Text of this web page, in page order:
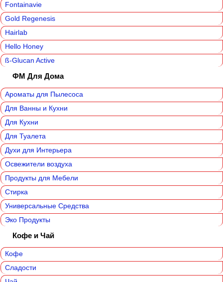
Fontainavie
Gold Regenesis
Hairlab
Hello Honey
ß-Glucan Active
ФМ Для Дома‎
Ароматы для Пылесоса
Для Ванны и Кухни
Для Кухни
Для Туалета
Духи для Интерьера
Освежители воздуха
Продукты для Мебели
Стирка
Универсальные Средства
Эко Продукты
Кофе и Чай
Кофе
Сладости